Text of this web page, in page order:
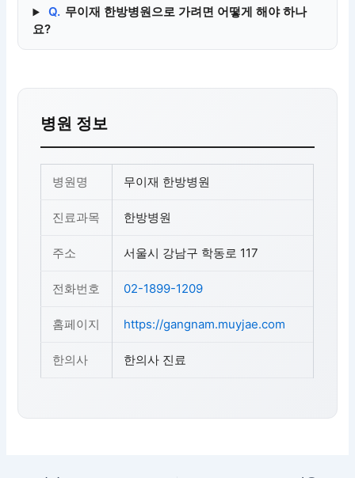
Q. 무이재 한방병원으로 가려면 어떻게 해야 하나
요?
병원 정보
병원명 무이재 한방병원
진료과목 한방병원
주소 서울시 강남구 학동로 117
전화번호 02-1899-1209
홈페이지 https://gangnam.muyjae.com
한의사 한의사 진료